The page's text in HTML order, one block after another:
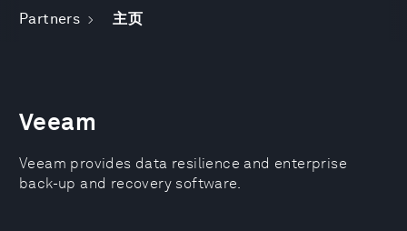
Partners 主页
Veeam
Veeam provides data resilience and enterprise
back-up and recovery software.